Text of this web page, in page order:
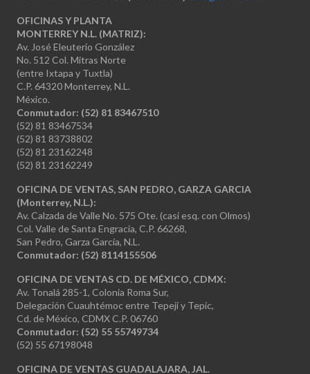
OFICINAS Y PLANTA
MONTERREY N.L. (MATRIZ):
Av. José Eleuterio González
No. 512 Col. Mitras Norte
(entre Ixtapa y Tuxtla)
C.P. 64320 Monterrey, N.L.
México.
Conmutador: (52) 81 83467510
(52) 81 83467534
(52) 81 83738802
(52) 81 23162248
(52) 81 23162249
OFICINA DE VENTAS, SAN PEDRO, GARZA GARCIA
(Monterrey, N.L.):
Av. Calzada de Valle No. 575 Ote. (casi esq. con Olmos)
Col. Valle de Santa Engracia, C.P. 66268,
San Pedro, Garza García, N.L.
Conmutador: (52) 8114155506
OFICINA DE VENTAS CD. DE MÉXICO, CDMX:
Av. Tonalá 285-1, Colonia Roma Sur,
Delegación Cuauhtémoc entre Tepeji y Tepic,
Cd. de México, CDMX C.P. 06760
Conmutador: (52) 55 55749734
(52) 55 67198048
OFICINA DE VENTAS GUADALAJARA, JAL.